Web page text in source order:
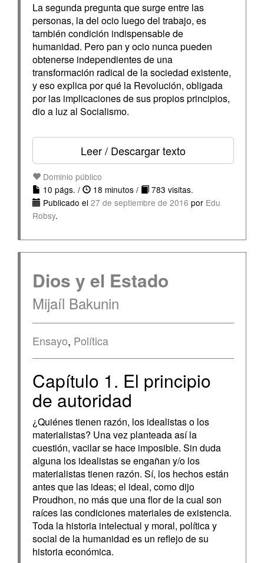
La segunda pregunta que surge entre las
personas, la del ocio luego del trabajo, es
también condición indispensable de
humanidad. Pero pan y ocio nunca pueden
obtenerse independientes de una
transformación radical de la sociedad existente,
y eso explica por qué la Revolución, obligada
por las implicaciones de sus propios principios,
dio a luz al Socialismo.
Leer / Descargar texto
Dominio público
10 págs. /
18 minutos /
783 visitas.
Publicado el 27 de septiembre de 2016 por Edu
Robsy.
Dios y el Estado
Mijaíl Bakunin
Ensayo, Política
Capítulo 1. El principio
de autoridad
¿Quiénes tienen razón, los idealistas o los
materialistas? Una vez planteada así la
cuestión, vacilar se hace imposible. Sin duda
alguna los idealistas se engañan y/o los
materialistas tienen razón. Sí, los hechos están
antes que las ideas; el ideal, como dijo
Proudhon, no más que una flor de la cual son
raíces las condiciones materiales de existencia.
Toda la historia intelectual y moral, política y
social de la humanidad es un reflejo de su
historia económica.